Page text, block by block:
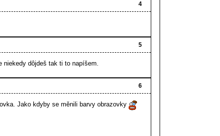
4
5
dôjdeš tak ti to napíšem.
6
Jako kdyby se měnili barvy obrazovky